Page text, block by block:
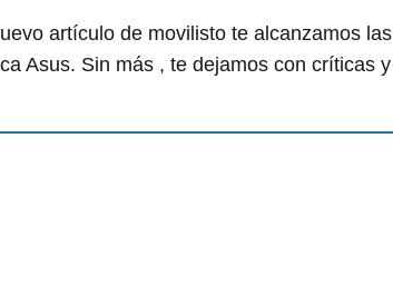
artículo de movilisto te alcanzamos las
Asus. Sin más , te dejamos con críticas y